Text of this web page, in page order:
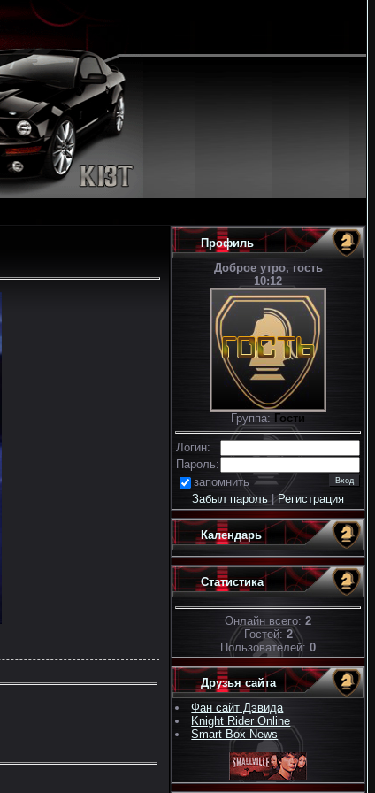
Профиль
Доброе утро, гость
10:12
Группа: Гости
Логин:
Пароль:
запомнить
Забыл пароль|Регистрация
Календарь
Статистика
Онлайн всего: 2
Гостей: 2
Пользователей: 0
Друзья сайта
Фан сайт Дэвида
Knight Rider Online
Smart Box News